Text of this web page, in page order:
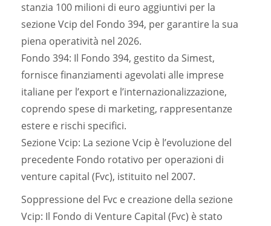
stanzia 100 milioni di euro aggiuntivi per la
sezione Vcip del Fondo 394, per garantire la sua
piena operatività nel 2026.
Fondo 394: Il Fondo 394, gestito da Simest,
fornisce finanziamenti agevolati alle imprese
italiane per l’export e l’internazionalizzazione,
coprendo spese di marketing, rappresentanze
estere e rischi specifici.
Sezione Vcip: La sezione Vcip è l’evoluzione del
precedente Fondo rotativo per operazioni di
venture capital (Fvc), istituito nel 2007.
Soppressione del Fvc e creazione della sezione
Vcip: Il Fondo di Venture Capital (Fvc) è stato